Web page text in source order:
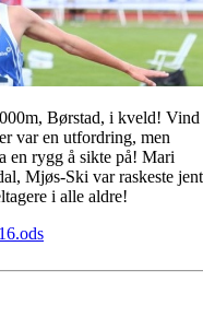
Børstad, i kveld! Vind
var en utfordring, men
en rygg å sikte på! Mari
Mjøs-Ski var raskeste
i alle aldre!